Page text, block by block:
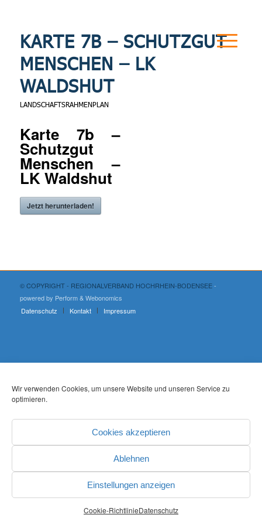
Wir verwenden Cookies, um unsere Website und unseren Service zu
optimieren.
Cookies akzeptieren
Ablehnen
Einstellungen anzeigen
Cookie-RichtlinieDatenschutz
KARTE 7B – SCHUTZGUT
MENSCHEN – LK
WALDSHUT
LANDSCHAFTSRAHMENPLAN
Karte 7b –
Schutzgut
Menschen –
LK Waldshut
Jetzt herunterladen!
© COPYRIGHT - REGIONALVERBAND HOCHRHEIN-BODENSEE-
powered by Perform & Webonomics
Datenschutz
Kontakt Impressum